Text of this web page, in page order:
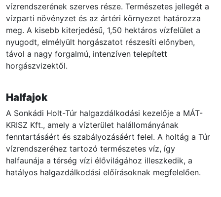
vízrendszerének szerves része. Természetes jellegét a
vízparti növényzet és az ártéri környezet határozza
meg. A kisebb kiterjedésű, 1,50 hektáros vízfelület a
nyugodt, elmélyült horgászatot részesíti előnyben,
távol a nagy forgalmú, intenzíven telepített
horgászvizektől.
Halfajok
A Sonkádi Holt-Túr halgazdálkodási kezelője a MÁT-
KRISZ Kft., amely a vízterület halállományának
fenntartásáért és szabályozásáért felel. A holtág a Túr
vízrendszeréhez tartozó természetes víz, így
halfaunája a térség vízi élővilágához illeszkedik, a
hatályos halgazdálkodási előírásoknak megfelelően.